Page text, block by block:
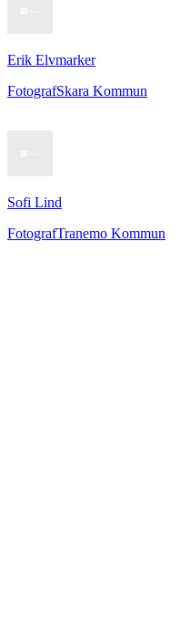
Erik Elvmarker
FotografSkara Kommun
Sofi Lind
FotografTranemo Kommun